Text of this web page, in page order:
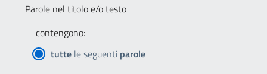
Parole nel titolo e/o testo
contengono:
tutte le seguenti parole